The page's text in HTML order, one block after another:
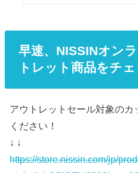
早速、NISSINオン
トレット商品をチ
アウトレットセール対象のカ
ください！
↓ ↓
https://store.nissin.com/jp/